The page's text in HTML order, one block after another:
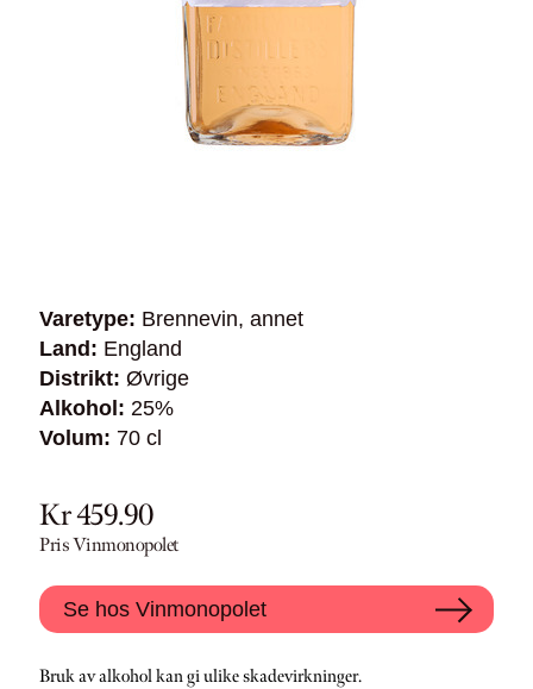
Varetype: Brennevin, annet
Land: England
Distrikt: Øvrige
Alkohol: 25%
Volum: 70 cl
Kr 459.90
Pris Vinmonopolet
Se hos Vinmonopolet
Bruk av alkohol kan gi ulike skadevirkninger.